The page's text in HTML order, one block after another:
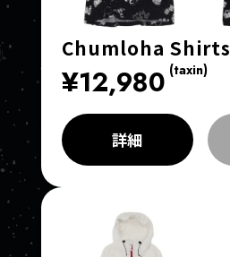
Chumloha Shirts
¥12,980 (taxin)
詳細